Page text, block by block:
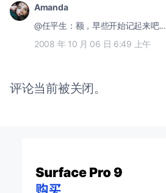
Amanda
@任平生：额，早些开始记起来吧...
2008 年 10 月 06 日 6:49 上午
评论当前被关闭。